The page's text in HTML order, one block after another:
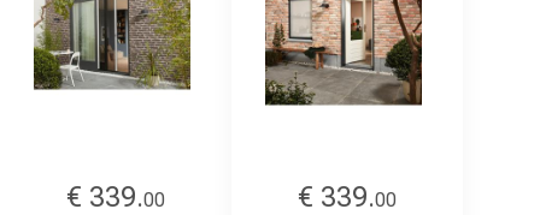
€ 339.00
€ 339.00